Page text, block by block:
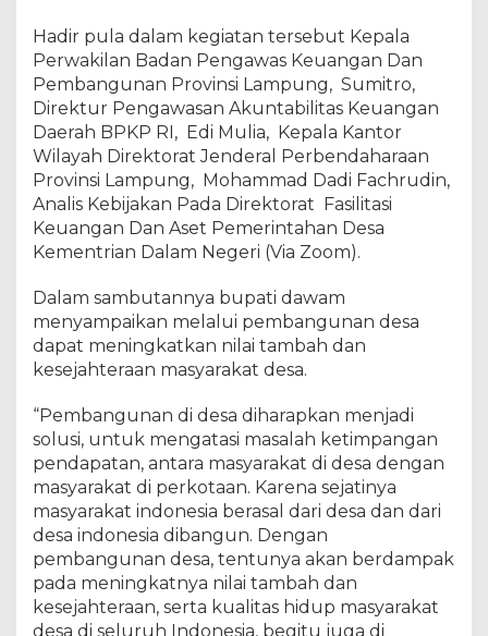
m
b
k
a
A
c
r
a
W
o
s
h
o
p
v
a
u
a
s
P
e
n
g
Hadir pula dalam kegiatan tersebut Kepala
Perwakilan Badan Pengawas Keuangan Dan
Pembangunan Provinsi Lampung, Sumitro,
Direktur Pengawasan Akuntabilitas Keuangan
Daerah BPKP RI, Edi Mulia, Kepala Kantor
Wilayah Direktorat Jenderal Perbendaharaan
Provinsi Lampung, Mohammad Dadi Fachrudin,
Analis Kebijakan Pada Direktorat Fasilitasi
Keuangan Dan Aset Pemerintahan Desa
Kementrian Dalam Negeri (Via Zoom).
Dalam sambutannya bupati dawam
menyampaikan melalui pembangunan desa
dapat meningkatkan nilai tambah dan
kesejahteraan masyarakat desa.
“Pembangunan di desa diharapkan menjadi
solusi, untuk mengatasi masalah ketimpangan
pendapatan, antara masyarakat di desa dengan
masyarakat di perkotaan. Karena sejatinya
masyarakat indonesia berasal dari desa dan dari
desa indonesia dibangun. Dengan
pembangunan desa, tentunya akan berdampak
pada meningkatnya nilai tambah dan
kesejahteraan, serta kualitas hidup masyarakat
desa di seluruh Indonesia, begitu juga di